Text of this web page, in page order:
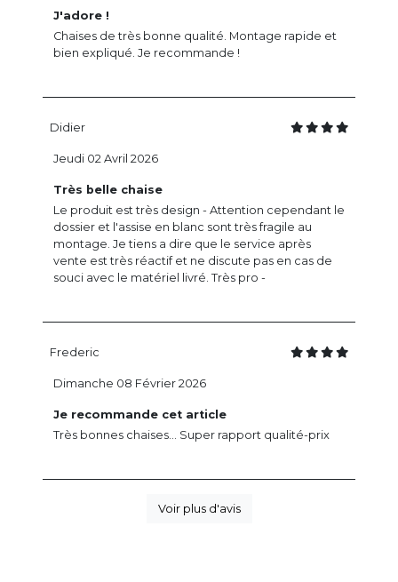
J'adore !
Chaises de très bonne qualité. Montage rapide et
bien expliqué. Je recommande !
Didier
Très belle chaise
Le produit est très design - Attention cependant le
dossier et l'assise en blanc sont très fragile au
montage. Je tiens a dire que le service après
vente est très réactif et ne discute pas en cas de
souci avec le matériel livré. Très pro -
Jeudi 02 Avril 2026
Frederic
Je recommande cet article
Très bonnes chaises... Super rapport qualité-prix
Dimanche 08 Février 2026
Voir plus d'avis